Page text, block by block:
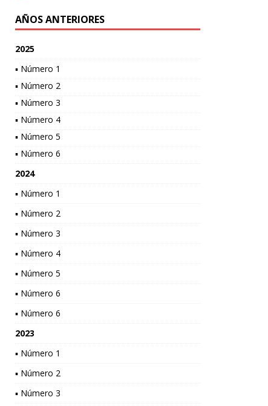
AÑOS ANTERIORES
2025
▪ Número 1
▪ Número 2
▪ Número 3
▪ Número 4
▪ Número 5
▪ Número 6
2024
▪ Número 1
▪ Número 2
▪ Número 3
▪ Número 4
▪ Número 5
▪ Número 6
▪ Número 6
2023
▪ Número 1
▪ Número 2
▪ Número 3